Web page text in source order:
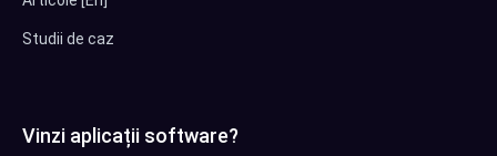
Studii de caz
Vinzi aplicații software?